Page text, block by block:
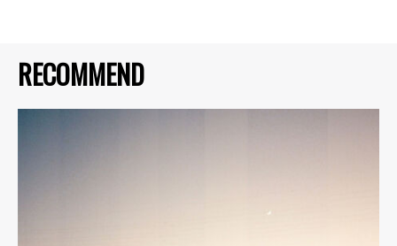
RECOMMEND